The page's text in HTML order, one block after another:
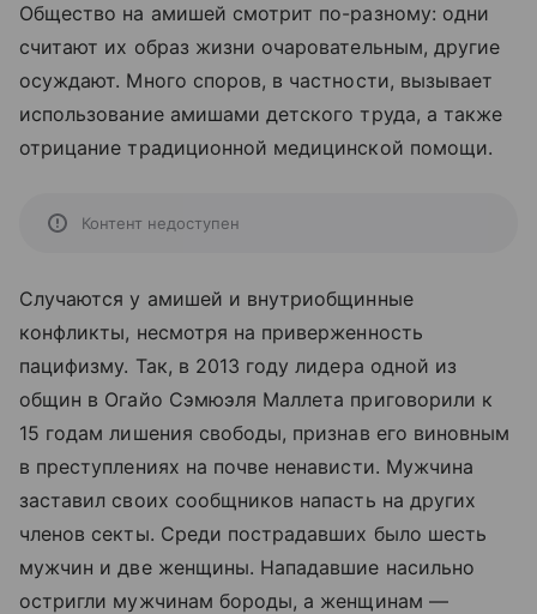
Общество на амишей смотрит по-разному: одни
считают их образ жизни очаровательным, другие
осуждают. Много споров, в частности, вызывает
использование амишами детского труда, а также
отрицание традиционной медицинской помощи.
Контент недоступен
Случаются у амишей и внутриобщинные
конфликты, несмотря на приверженность
пацифизму. Так, в 2013 году лидера одной из
общин в Огайо Сэмюэля Маллета приговорили к
15 годам лишения свободы, признав его виновным
в преступлениях на почве ненависти. Мужчина
заставил своих сообщников напасть на других
членов секты. Среди пострадавших было шесть
мужчин и две женщины. Нападавшие насильно
остригли мужчинам бороды, а женщинам —